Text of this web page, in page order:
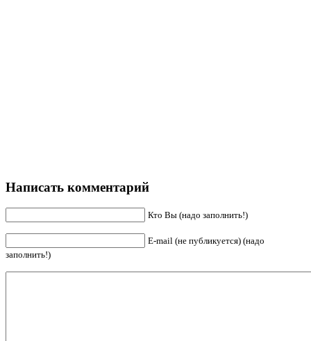
Написать комментарий
Кто Вы (надо заполнить!)
E-mail (не публикуется) (надо
заполнить!)